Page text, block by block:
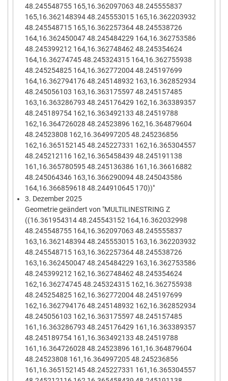
48.245548755 165,16.362097063 48.245555837
165,16.362148394 48.245553015 165,16.362203932
48.245548715 165,16.362257364 48.245538726
164,16.362450047 48.245484229 164,16.362753586
48.245399212 164,16.362748462 48.245354624
164,16.36274745 48.245324315 164,16.362755938
48.245254825 164,16.362772004 48.245197699
164,16.362794176 48.245148932 163,16.362852934
48.245056103 163,16.363175597 48.245157485
163,16.363286793 48.245176429 162,16.363389357
48.245189754 162,16.363492133 48.24519788
162,16.364726028 48.24523896 162,16.364879604
48.24523808 162,16.364997205 48.245236856
162,16.365152145 48.245227331 162,16.365304557
48.245212116 162,16.365458439 48.245191138
161,16.365780595 48.245136386 161,16.36616882
48.245064346 163,16.366290094 48.245043586
164,16.366859618 48.244910645 170))"
3. Dezember 2025
Geometrie geändert von "MULTILINESTRING Z
((16.361954314 48.245543152 164,16.362032998
48.245548755 164,16.362097063 48.245555837
163,16.362148394 48.245553015 163,16.362203932
48.245548715 163,16.362257364 48.245538726
163,16.362450047 48.245484229 163,16.362753586
48.245399212 162,16.362748462 48.245354624
162,16.36274745 48.245324315 162,16.362755938
48.245254825 162,16.362772004 48.245197699
162,16.362794176 48.245148932 162,16.362852934
48.245056103 162,16.363175597 48.245157485
161,16.363286793 48.245176429 161,16.363389357
48.245189754 161,16.363492133 48.24519788
161,16.364726028 48.24523896 161,16.364879604
48.24523808 161,16.364997205 48.245236856
161,16.365152145 48.245227331 161,16.365304557